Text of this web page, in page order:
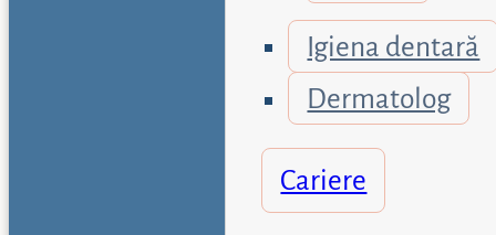
Igiena dentară
Dermatolog
Cariere